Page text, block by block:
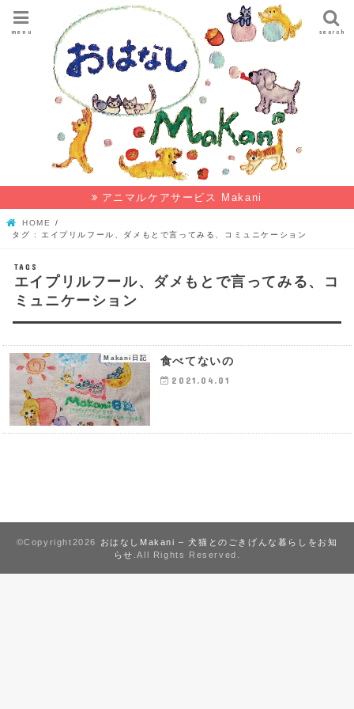
search
menu
アニマルケアサービス Makani
HOME
タグ : エイプリルフール、ダメもとで言ってみる、コミュニケーション
エイプリルフール、ダメもとで言ってみる、コ
ミュニケーション
Makani日記 食べてないの
2021.04.01
©Copyright2026
おはなしMakani – 犬猫とのごきげんな暮らしをお知
らせ .All Rights Reserved.